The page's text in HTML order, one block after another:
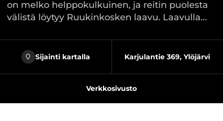
on melko helppokulkuinen, ja reitin puolesta
välistä löytyy Ruukinkosken laavu. Laavulla…
Sijainti kartalla Karjulantie 369, Ylöjärvi
Verkkosivusto